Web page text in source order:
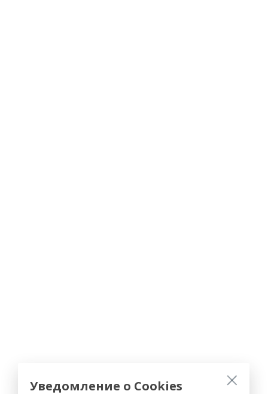
Уведомление о Cookies